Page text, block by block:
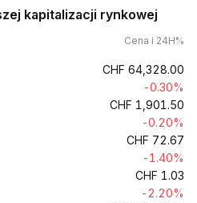
kapitalizacji rynkowej
Cena i 24H%
CHF 64,328.00
-0.30%
CHF 1,901.50
-0.20%
CHF 72.67
-1.40%
CHF 1.03
-2.20%